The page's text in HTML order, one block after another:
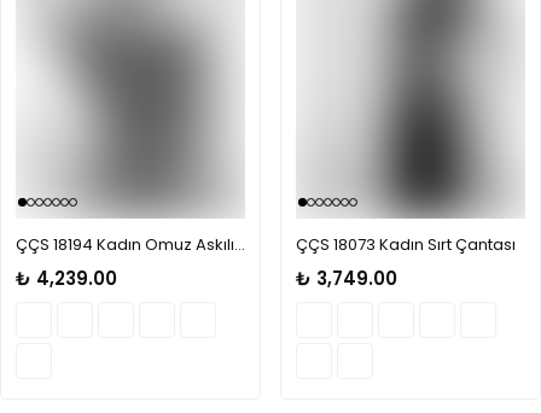
ÇÇS 18194 Kadın Omuz Askılı Çanta
₺ 4,239.00
ÇÇS 18073 Kadın Sırt Çantası
₺ 3,749.00